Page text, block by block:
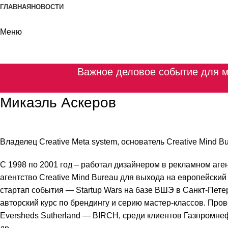
ГЛАВНАЯ НОВОСТИ
Меню
Важное деловое событие для
Микаэль Аскеров
Владелец Creative Meta system, основатель Creative Mind
С 1998 по 2001 год – работал дизайнером в рекламном
агентство Creative Mind Bureau для выхода на
стартап события — Startup Wars на базе ВШЭ в Санкт-
авторский курс по брендингу и серию мастер-классов.
Eversheds Sutherland — BIRCH, среди клиентов